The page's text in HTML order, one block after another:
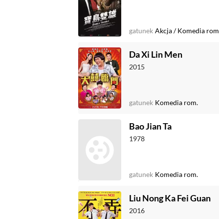
gatunek Akcja/Komedia
Da Xi Lin Men
2015
gatunek Komedia rom.
Bao Jian Ta
1978
gatunek Komedia rom.
Liu Nong Ka Fei Guan
2016